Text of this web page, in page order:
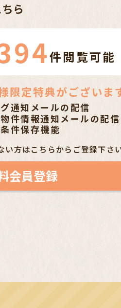
ら
件閲覧可能
限定特典がございま
通知メールの配信
件情報通知メールの配信
件保存機能
方はこちらからご登録下さい
会員登録